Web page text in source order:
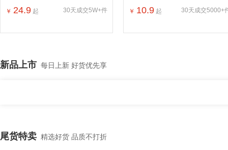
￥ 24.9 起 30天成交5W+件 ￥ 10.9 起 30天成交5000+
新品上市 每日上新 好货优先享
尾货特卖 精选好货 品质不打折